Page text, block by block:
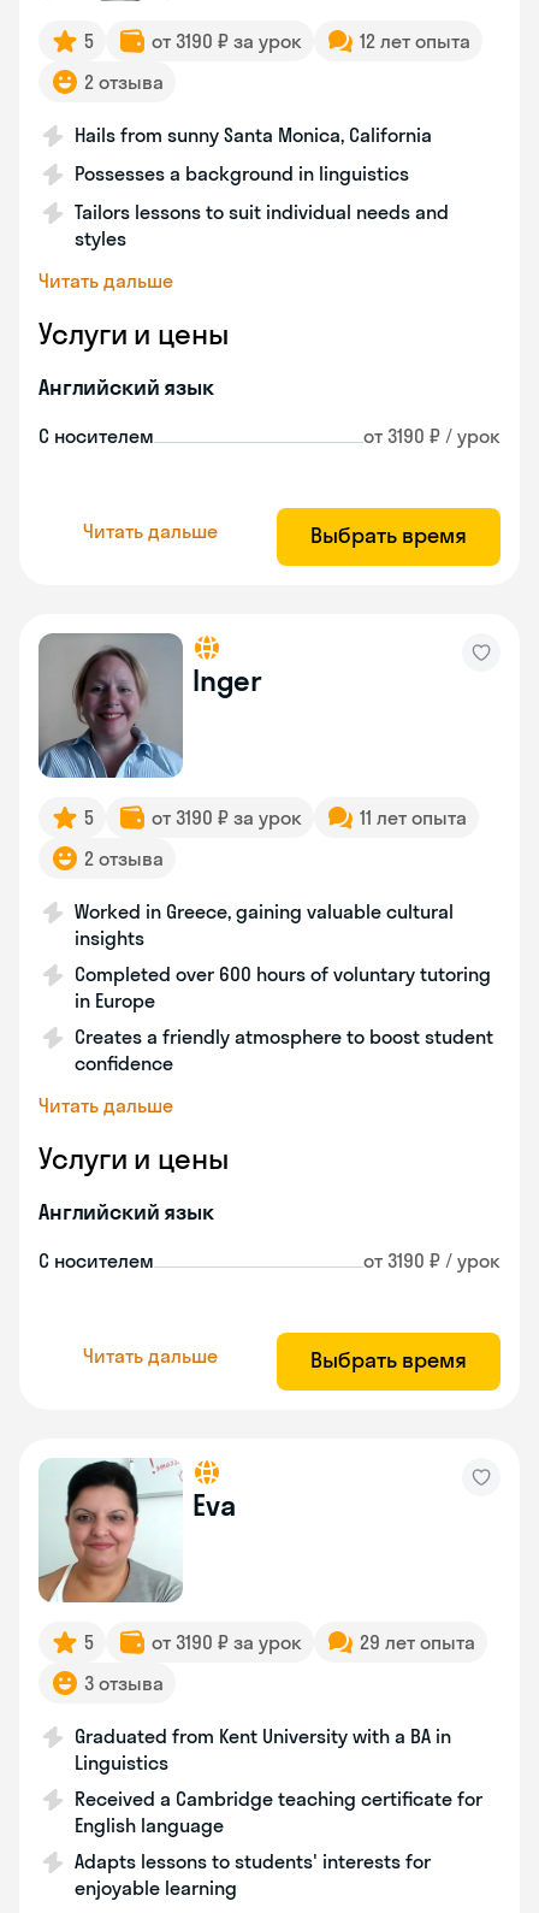
5 от 3190 ₽ за урок
12 лет опыта
2 отзыва
Hails from sunny Santa Monica, California
Possesses a background in linguistics
Tailors lessons to suit individual needs and
styles
Читать дальше
Услуги и цены
Английский язык
С носителем от 3190 ₽ / урок
Читать дальше Выбрать время
Inger
5 от 3190 ₽ за урок
11 лет опыта
2 отзыва
Worked in Greece, gaining valuable cultural
insights
Completed over 600 hours of voluntary tutoring
in Europe
Creates a friendly atmosphere to boost student
confidence
Читать дальше
Услуги и цены
Английский язык
С носителем от 3190 ₽ / урок
Читать дальше Выбрать время
Eva
5 от 3190 ₽ за урок
29 лет опыта
3 отзыва
Graduated from Kent University with a BA in
Linguistics
Received a Cambridge teaching certificate for
English language
Adapts lessons to students' interests for
enjoyable learning